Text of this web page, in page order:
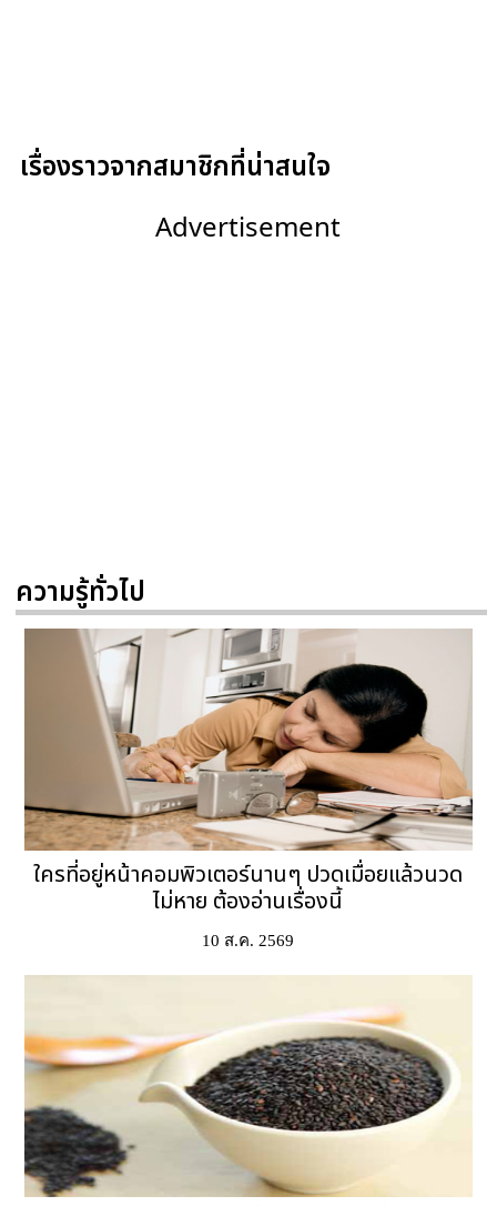
เรื่องราวจากสมาชิกที่น่าสนใจ
Advertisement
ความรู้ทั่วไป
ใครที่อยู่หน้าคอมพิวเตอร์นานๆ ปวดเมื่อยแล้วนวด
ไม่หาย ต้องอ่านเรื่องนี้
10 ส.ค. 2569